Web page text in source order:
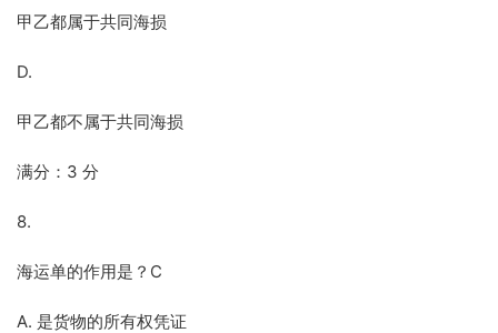
甲乙都属于共同海损
D.
甲乙都不属于共同海损
满分：3 分
8.
海运单的作用是？C
A. 是货物的所有权凭证